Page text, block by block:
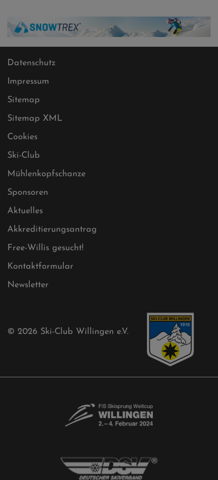
Datenschutz
Impressum
Sitemap
Sitemap XML
Cookies
Ski-Club
Mühlenkopfschanze
Sponsoren
Aktuelles
Akkreditierungsantrag
Free-Willis gesucht!
Kontaktformular
Newsletter
© 2026 Ski-Club Willingen e.V.